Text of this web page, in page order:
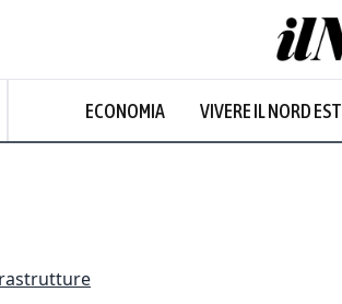
ECONOMIA VIVERE IL NORD EST